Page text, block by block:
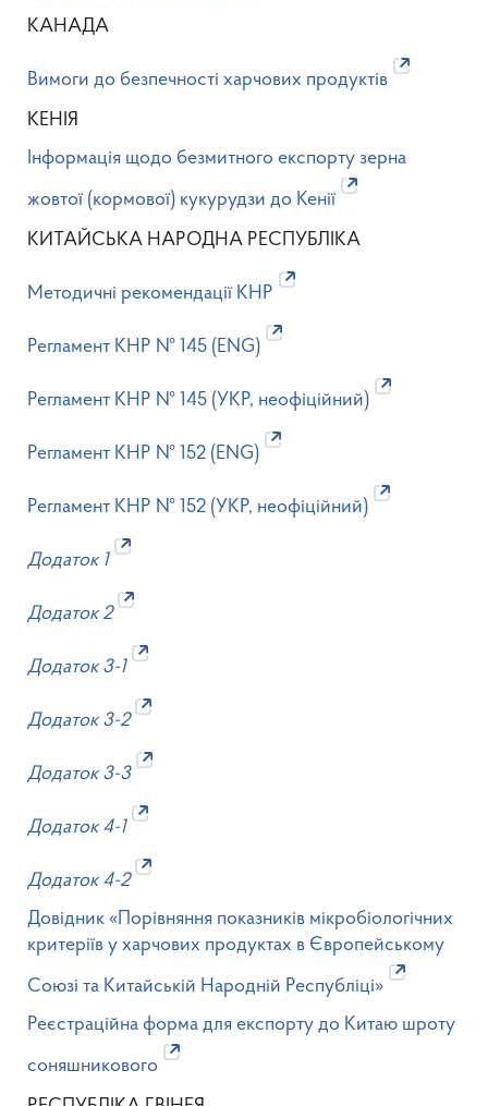
КАНАДА
Вимоги до безпечності харчових продуктів
КЕНІЯ
Інформація щодо безмитного експорту зерна
жовтої (кормової) кукурудзи до Кенії
КИТАЙСЬКА НАРОДНА РЕСПУБЛІКА
Методичні рекомендації КНР
Регламент КНР № 145 (ENG)
Регламент КНР № 145 (УКР, неофіційний)
Регламент КНР № 152 (ENG)
Регламент КНР № 152 (УКР, неофіційний)
Додаток 1
Додаток 2
Додаток 3-1
Додаток 3-2
Додаток 3-3
Додаток 4-1
Додаток 4-2
Довідник «Порівняння показників мікробіологічних
критеріїв у харчових продуктах в Європейському
Союзі та Китайській Народній Республіці»
Реєстраційна форма для експорту до Китаю шроту
соняшникового